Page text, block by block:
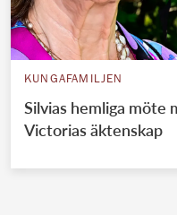
KUNGAFAMILJEN
Silvias hemliga möte
Victorias äktenskap